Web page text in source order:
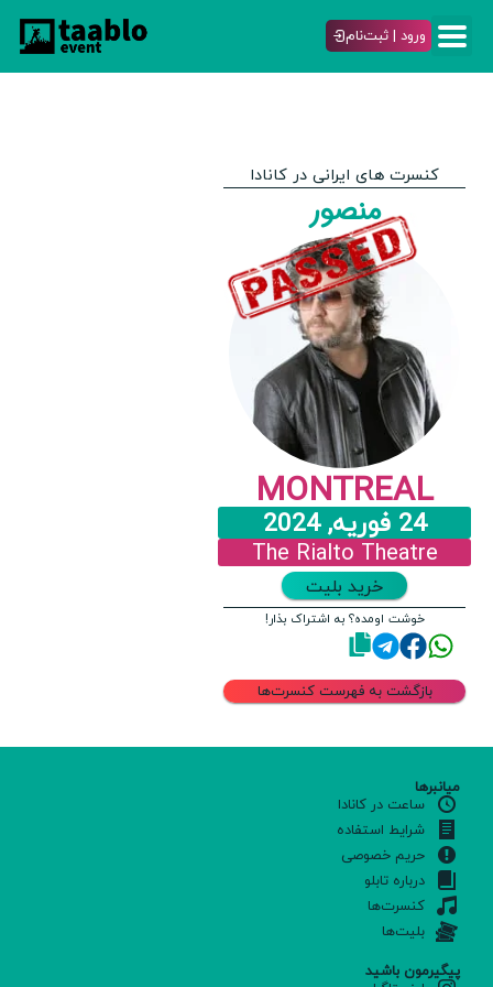
ورود | ثبت‌نام
کنسرت های ایرانی در کانادا
منصور
MONTREAL
24 فوریه, 2024
The Rialto Theatre
خرید بلیت
خوشت اومده؟ به اشتراک بذار!
بازگشت به فهرست کنسرت‌ها
میانبرها
ساعت در کانادا
شرایط استفاده
حریم خصوصی
درباره تابلو
کنسرت‌ها
بلیت‌ها
پیگیرمون باشید